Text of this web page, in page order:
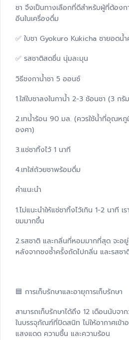
ชา จึงเป็นทางเลือกที่ดีสำหรับผู้ที่ต้อง
อีนในเครื่องดื่ม
✅ ใบชา Gyokuro Kukicha ชายอดน้
✅ รสชาติสดชื่น นุ่มละมุน
วิธีชงกาน้ำชา 5 ออนซ์
1.ใส่ใบชาลงในกาน้ำ 2-3 ช้อนชา (3 กรั
2.เทน้ำร้อน 90 มล. (ควรใช้น้ำที่อุณห
องศา)
3.แช่ชาทิ้งไว้ 1 นาที
4.เทใส่ถ้วยชาพร้อมดื่ม
คำแนะนำ
1.ไม่แนะนำให้แช่ชาทิ้งไว้เกิน 1-2 นาที เ
ขมมากขึ้น
2.รสชาติ และกลิ่นที่หอมมากที่สุด จะอยู่
หลังจากชงซ้ำครั้งถัดไปกลิ่น และรสชา
🟦 การเก็บรักษาและอายุการเก็บรักษา
สามารถเก็บรักษาได้ถึง 12 เดือนนับจา
ในบรรจุภัณฑ์ที่ปิดสนิท ไม่ให้อากาศเข้า
แสงแดด ความชื้น และความร้อน